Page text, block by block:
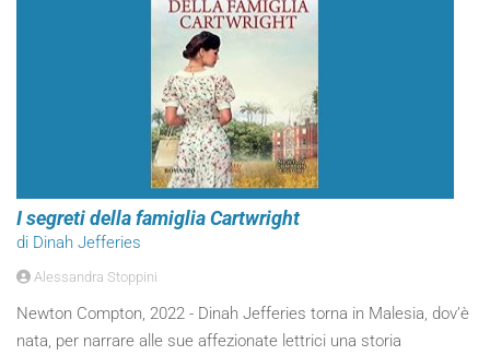
I segreti della famiglia Cartwright
di Dinah Jefferies
Alessandra Stoppini
Newton Compton, 2022 - Dinah Jefferies torna in Malesia, dov’è
nata, per narrare alle sue affezionate lettrici una storia